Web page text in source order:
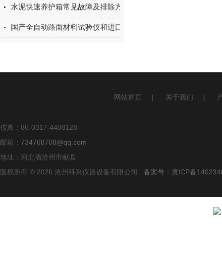
水泥快速养护箱常见故障及排除方法
国产全自动路面材料试验仪和进口全自动路面材料试验仪的区别
网站首页 | 关于我们 |
传真：86-0317-4408128
邮箱： 734768708@qq.com
地址：河北省沧州市献县
版权所有 © 2026 沧州科兴仪器设备有限公司 备案号：冀ICP备